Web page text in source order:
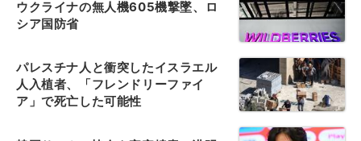
ウクライナの無人機605機撃墜、ロ
シア国防省
パレスチナ人と衝突したイスラエル
人入植者、「フレンドリーファイ
ア」で死亡した可能性